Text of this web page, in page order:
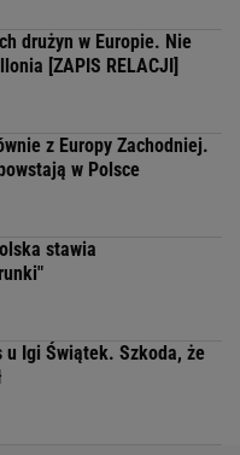
drużyn w Europie. Nie
[ZAPIS RELACJI]
z Europy Zachodniej.
w Polsce
stawia
u Igi Świątek. Szkoda, że